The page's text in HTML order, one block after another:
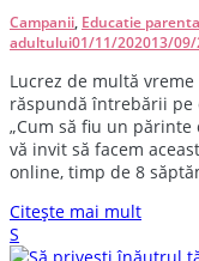
Campanii, Educatie
adultului01/11/202013/09/
L ucrez de multă
răspundă întrebării pe
„Cum să fiu un părinte
vă invit să facem
online, timp de 8
Citește mai mult
S